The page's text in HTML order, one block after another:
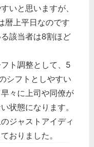
いと思いますが、
暦上平日なのです
該当者は8割ほど
ト調整として、5
シフトとしやすい
々に上司や同僚が
状態になります。
ジャストアイディ
おりました。